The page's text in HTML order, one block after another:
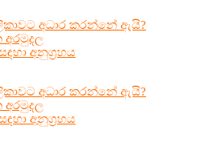
අධාර කරන්නේ ඇයි?
අරමුදල
අනුග්‍රහය
අධාර කරන්නේ ඇයි?
අරමුදල
අනුග්‍රහය